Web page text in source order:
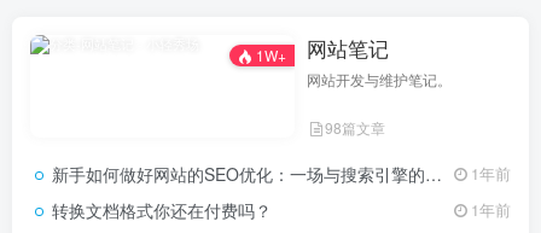
1W+ 网站笔记
网站开发与维护笔记。
98篇文章
新手如何做好网站的SEO优化：一场与搜索引擎的生死时速 1年前
转换文档格式你还在付费吗？ 1年前